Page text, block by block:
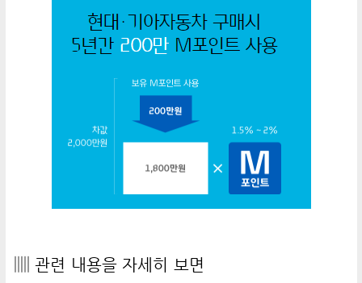
▥ 관련 내용을 자세히 보면